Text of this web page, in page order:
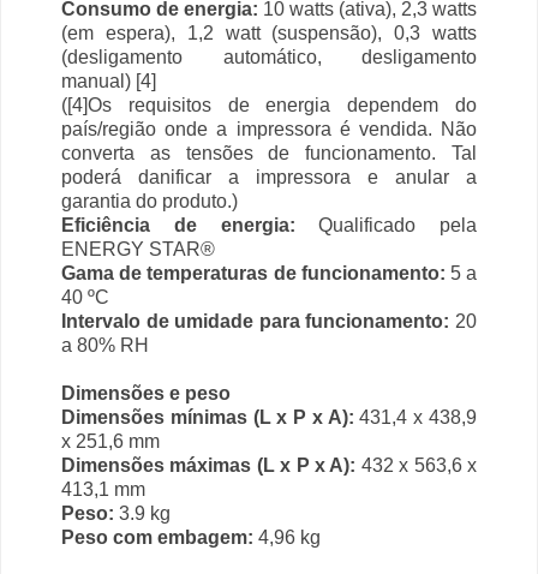
Consumo de energia: 10 watts (ativa), 2,3 watts
(em espera), 1,2 watt (suspensão), 0,3 watts
(desligamento automático, desligamento
manual) [4]
([4]Os requisitos de energia dependem do
país/região onde a impressora é vendida. Não
converta as tensões de funcionamento. Tal
poderá danificar a impressora e anular a
garantia do produto.)
Eficiência de energia: Qualificado pela
ENERGY STAR®
Gama de temperaturas de funcionamento: 5 a
40 ºC
Intervalo de umidade para funcionamento: 20
a 80% RH
Dimensões e peso
Dimensões mínimas (L x P x A): 431,4 x 438,9
x 251,6 mm
Dimensões máximas (L x P x A): 432 x 563,6 x
413,1 mm
Peso: 3.9 kg
Peso com embagem: 4,96 kg